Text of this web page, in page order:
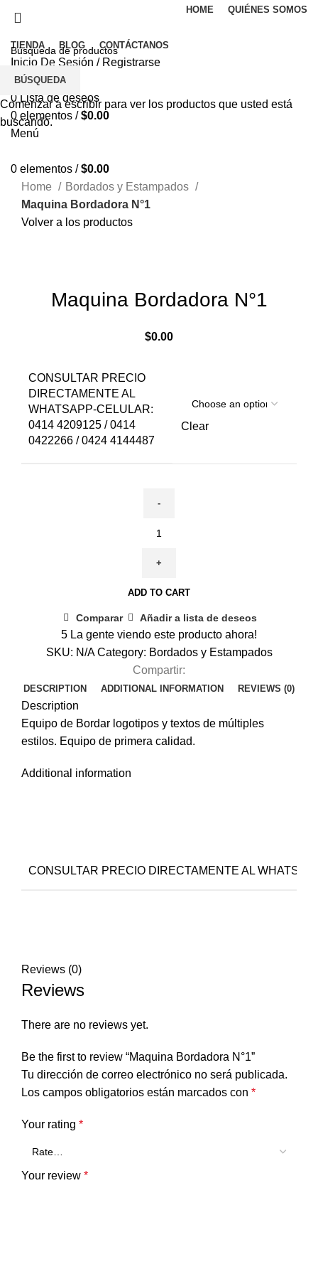
HOME QUIÉNES SOMOS
TIENDA BLOG CONTÁCTANOS
Inicio De Sesión / Registrarse
0 Comparar
0 Lista de deseos
0 elementos / $0.00
Menú
0 elementos / $0.00
Home
Bordados y Estampados
Maquina Bordadora N°1
Volver a los productos
Maquina Bordadora N°1
$0.00
CONSULTAR PRECIO
DIRECTAMENTE AL
WHATSAPP-CELULAR:
0414 4209125 / 0414
0422266 / 0424 4144487
Clear
ADD TO CART
Comparar Añadir a lista de deseos
5 La gente viendo este producto ahora!
SKU: N/ACategory: Bordados y Estampados
Compartir:
DESCRIPTION ADDITIONAL INFORMATION REVIEWS (0)
Description
Equipo de Bordar logotipos y textos de múltiples
estilos. Equipo de primera calidad.
Additional information
CONSULTAR PRECIO DIRECTAMENTE AL
Reviews (0)
Reviews
There are no reviews yet.
Be the first to review “Maquina Bordadora N°1”
Tu dirección de correo electrónico no será publicada.
Los campos obligatorios están marcados con *
Your rating *
Your review *
BÚSQUEDA
Comenzar a escribir para ver los productos que usted está
buscando.